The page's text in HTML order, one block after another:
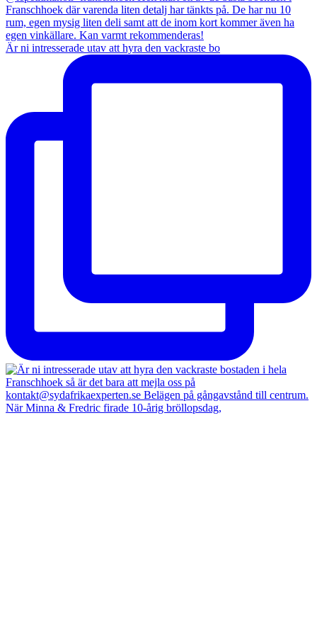
Är ni intresserade utav att hyra den vackraste bo
När Minna & Fredric firade 10-årig bröllopsdag,